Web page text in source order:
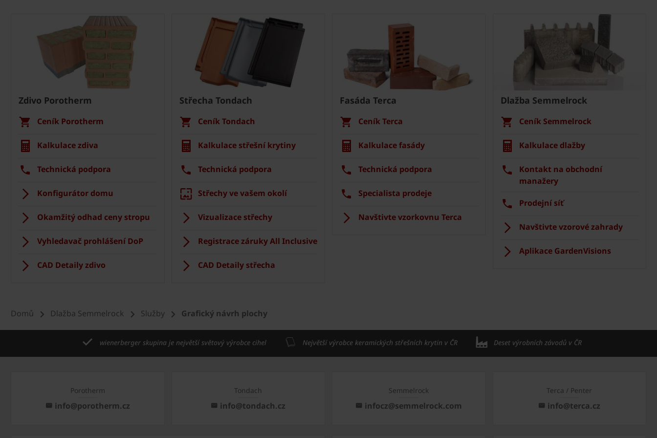
Zdivo Porotherm
Ceník Porotherm
Kalkulace zdiva
Technická podpora
Konfigurátor domu
Okamžitý odhad ceny stropu
Vyhledavač prohlášení DoP
CAD Detaily zdivo
Střecha Tondach
Ceník Tondach
Kalkulace střešní krytiny
Technická podpora
Střechy ve vašem okolí
Vizualizace střechy
Registrace záruky All Inclusive
CAD Detaily střecha
Fasáda Terca
Ceník Terca
Kalkulace fasády
Technická podpora
Specialista prodeje
Navštivte vzorkovnu Terca
Dlažba Semmelrock
Ceník Semmelrock
Kalkulace dlažby
Kontakt na obchodní
manažery
Prodejní síť
Navštivte vzorové zahrady
Aplikace GardenVisions
Domů Dlažba Semmelrock Služby Grafický návrh plochy
wienerberger skupina je největší světový výrobce cihel Největší výrobce keramických střešních krytin v ČR Deset výrobních závodů v ČR
Porotherm
info@porotherm.cz
Tondach
info@tondach.cz
Semmelrock
infocz@semmelrock.com
Terca / Penter
info@terca.cz